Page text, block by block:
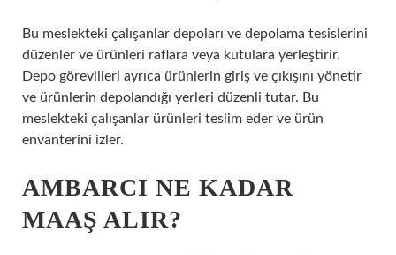
Bu meslekteki çalışanlar depoları ve depolama tesislerini
düzenler ve ürünleri raflara veya kutulara yerleştirir.
Depo görevlileri ayrıca ürünlerin giriş ve çıkışını yönetir
ve ürünlerin depolandığı yerleri düzenli tutar. Bu
meslekteki çalışanlar ürünleri teslim eder ve ürün
envanterini izler.
AMBARCI NE KADAR
MAAŞ ALIR?